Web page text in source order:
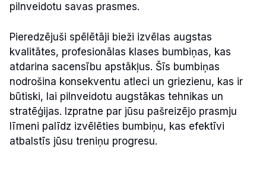
pilnveidotu savas prasmes.
Pieredzējuši spēlētāji bieži izvēlas augstas
kvalitātes, profesionālas klases bumbiņas, kas
atdarina sacensību apstākļus. Šīs bumbiņas
nodrošina konsekventu atleci un griezienu, kas ir
būtiski, lai pilnveidotu augstākas tehnikas un
stratēģijas. Izpratne par jūsu pašreizējo prasmju
līmeni palīdz izvēlēties bumbiņu, kas efektīvi
atbalstīs jūsu treniņu progresu.